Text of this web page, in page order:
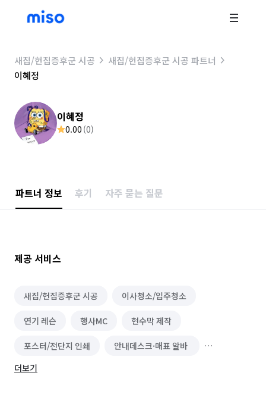
새집/헌집증후군 시공
새집/헌집증후군 시공 파트너
이혜정
이혜정
0.00 (0)
파트너 정보 후기 자주 묻는 질문
제공 서비스
새집/헌집증후군 시공 이사청소/입주청소
연기 레슨 행사MC 현수막 제작
포스터/전단지 인쇄 안내데스크·매표 알바
주차관리·주차도우미 알바
더보기